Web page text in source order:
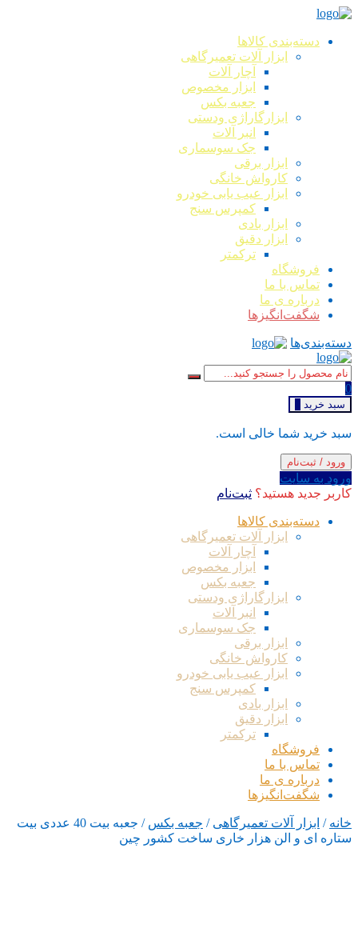
دسته‌بندی کالاها
ابزار آلات تعمیرگاهی
آچار آلات
ابزار مخصوص
جعبه بکس
ابزارگاراژی ودستی
انبر آلات
جک سوسماری
ابزار برقی
کارواش خانگی
ابزار عیب یابی خودرو
کمپرس سنج
ابزار بادی
ابزار دقیق
ترکمتر
فروشگاه
تماس با ما
درباره ی ما
شگفت‌انگیزها
دسته‌بندی‌ها
0
سبد خرید
سبد خرید شما خالی است.
ورود / ثبت‌نام
ورود به سایت
کاربر جدید هستید؟ ثبت‌نام
دسته‌بندی کالاها
ابزار آلات تعمیرگاهی
آچار آلات
ابزار مخصوص
جعبه بکس
ابزارگاراژی ودستی
انبر آلات
جک سوسماری
ابزار برقی
کارواش خانگی
ابزار عیب یابی خودرو
کمپرس سنج
ابزار بادی
ابزار دقیق
ترکمتر
فروشگاه
تماس با ما
درباره ی ما
شگفت‌انگیزها
خانه / ابزار آلات تعمیرگاهی / جعبه بکس
/ جعبه بیت 40 عددی بیت
ستاره ای و الن هزار خاری ساخت کشور چین